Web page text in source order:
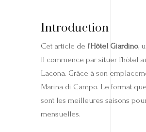
Introduction
Cet article de l’Hôtel Giardino,
Il commence par situer l’hôtel
Lacona. Grâce à son
Marina di Campo. Le format
sont les meilleures saisons
mensuelles.